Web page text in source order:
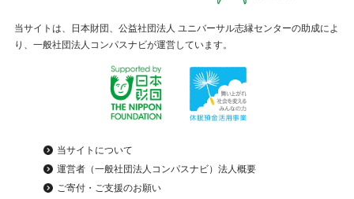
当サイトは、日本財団、公益社団法人 ユニバーサル志縁センターの助成によ
り、一般社団法人コンパスナビが運営しています。
当サイトについて
運営者（一般社団法人コンパスナビ）法人概要
ご寄付・ご支援のお願い